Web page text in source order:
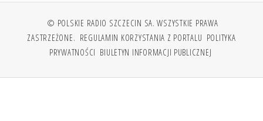
© POLSKIE RADIO SZCZECIN SA. WSZYSTKIE PRAWA
ZASTRZEŻONE. REGULAMIN KORZYSTANIA Z PORTALU POLITYKA
PRYWATNOŚCI BIULETYN INFORMACJI PUBLICZNEJ